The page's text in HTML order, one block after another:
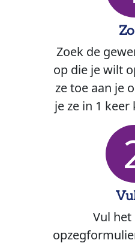
Zoek de
op die je wilt
ze toe aan je
je ze in 1 keer
Vul